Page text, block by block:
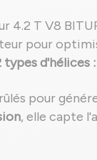
4.2 T V8
pour
types d'hélices :
pour
, elle capte